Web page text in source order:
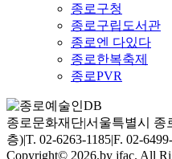
종로구청
종로구립도서관
종로엔 다있다
종로한복축제
종로PVR
종로문화재단|서울특별시 종
층)|T. 02-6263-1185|F. 02-
Copyright© 2026.by jfac. All